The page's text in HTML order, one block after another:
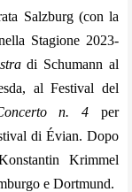
Salzburg (con la
Stagione 2023-
di Schumann al
al Festival del
n. 4 per
di Évian. Dopo
Krimmel
e Dortmund.